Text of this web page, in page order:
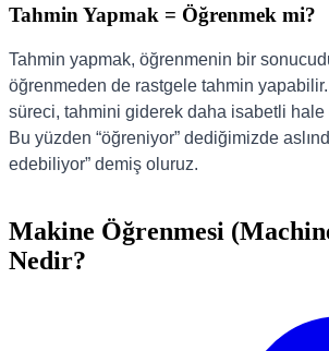
Tahmin Yapmak = Öğrenmek mi?
Tahmin yapmak, öğrenmenin bir
öğrenmeden de rastgele tahmin
süreci, tahmini giderek daha isabetli hale
Bu yüzden “öğreniyor” dediğimizde
edebiliyor” demiş oluruz.
Makine Öğrenmesi
Nedir?